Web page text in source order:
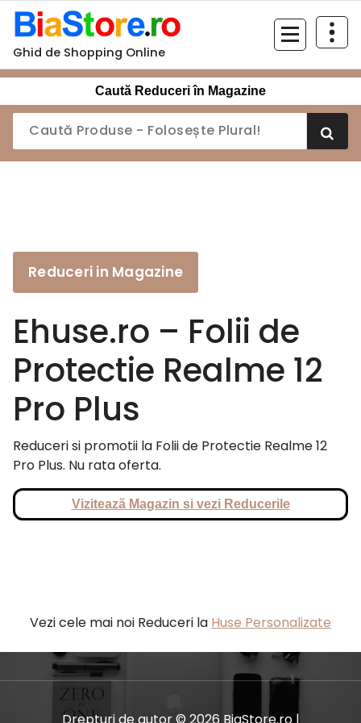
Sari
conținut
Ghid de Shopping Online
Caută Reduceri în Magazine
Reduceri in Magazine
Ehuse.ro – Folii de
Protectie Realme 12
Pro Plus
Reduceri si promotii la Folii de Protectie Realme 12
Pro Plus. Nu rata oferta.
Vizitează Magazin si vezi Reducerile
Vezi cele mai noi Reduceri la Huse Personalizate